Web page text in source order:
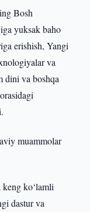
Bosh
yuksak baho
erishish, Yangi
va
dini va boshqa
muammolar
ko‘lamli
dastur va